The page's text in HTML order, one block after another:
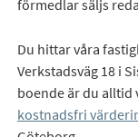
förmedlar säljs
Du hittar våra
Verkstadsväg 18 i
boende är du alltid
kostnadsfri